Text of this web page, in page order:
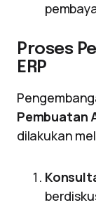
Proses
ERP
Pembuatan
dilakukan